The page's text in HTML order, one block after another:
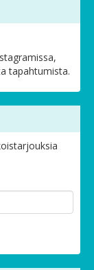
tapahtumista.